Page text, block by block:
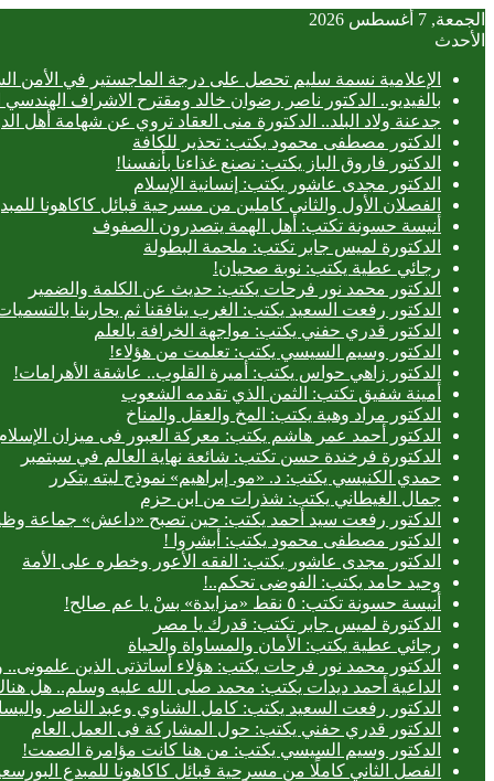
الجمعة, 7 أغسطس 2026
الأحدث
الإعلامية نسمة سليم تحصل على درجة الماجستير في الأمن
بالفيديو.. ‎الدكتور ناصر رضوان خالد ومقترح الاشراف الهندسي الفعلي على المباني
جدعنة ولاد البلد.. الدكتورة منى العقاد تروي عن شهامة أهل
الدكتور مصطفى محمود يكتب: تحذير للكافة
الدكتور فاروق الباز يكتب: نصنع غذاءنا بأنفسنا!
الدكتور مجدى عاشور يكتب: إنسانية الإسلام
الفصلان الأول والثاني كاملين من مسرحية قبائل كاكاهونا
أنيسة حسونة تكتب: أهل الهمة يتصدرون الصفوف
الدكتورة لميس جابر تكتب: ملحمة البطولة
رجائي عطية يكتب: نوبة صحيان!
الدكتور محمد نور فرحات يكتب: حديث عن الكلمة والضمير
الدكتور رفعت السعيد يكتب: الغرب ينافقنا ثم يحاربنا
الدكتور قدري حفني يكتب: مواجهة الخرافة بالعلم
الدكتور وسيم السيسي يكتب: تعلمت من هؤلاء!
الدكتور زاهي حواس يكتب: أميرة القلوب.. عاشقة الأهرامات!
أمينة شفيق تكتب: الثمن الذي تقدمه الشعوب
الدكتور مراد وهبة يكتب: المخ والعقل والمناخ
الدكتور أحمد عمر هاشم يكتب: معركة العبور فى ميزان
الدكتورة فرخندة حسن تكتب: شائعة نهاية العالم في سبتمبر
حمدي الكنيسي يكتب: د. «مو. إبراهيم» نموذج ليته يتكرر
جمال الغيطاني يكتب: شذرات من ابن حزم
الدكتور رفعت سيد أحمد يكتب: حين تصبح «داعش» جماعة
الدكتور مصطفى محمود يكتب: أبشروا !
الدكتور مجدى عاشور يكتب: الفقه الأعور وخطره على الأمة
وحيد حامد يكتب: الفوضى تحكم..!
أنيسة حسونة تكتب: ٥ نقط «مزايدة» بسْ يا عم صالح!
الدكتورة لميس جابر تكتب: قدرك يا مصر
رجائي عطية يكتب: الأمان والمساواة والحياة
الدكتور محمد نور فرحات يكتب: هؤلاء أساتذتى الذين علمونى..
الداعية أحمد ديدات يكتب: محمد صلى الله عليه وسلم.. هل
الدكتور رفعت السعيد يكتب: كامل الشناوي وعبد الناصر
الدكتور قدري حفني يكتب: حول المشاركة فى العمل العام
الدكتور وسيم السيسي يكتب: من هنا كانت مؤامرة الصمت!
الفصل الثاني كاملًا من مسرحية قبائل كاكاهونا للمبدع